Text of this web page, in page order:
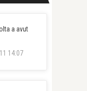
a avut
14:07